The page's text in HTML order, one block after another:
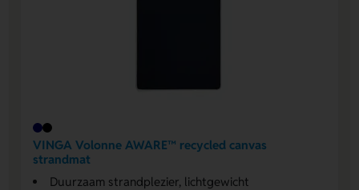
VINGA Volonne AWARE™ recycled canvas
strandmat
Duurzaam strandplezier, lichtgewicht